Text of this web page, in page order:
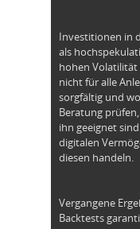
Investitionen in
als
hohen
nicht für alle
sorgfältig und
Beratung
ihn geeignet
digitalen
diesen handeln.
Vergangene
Backtests